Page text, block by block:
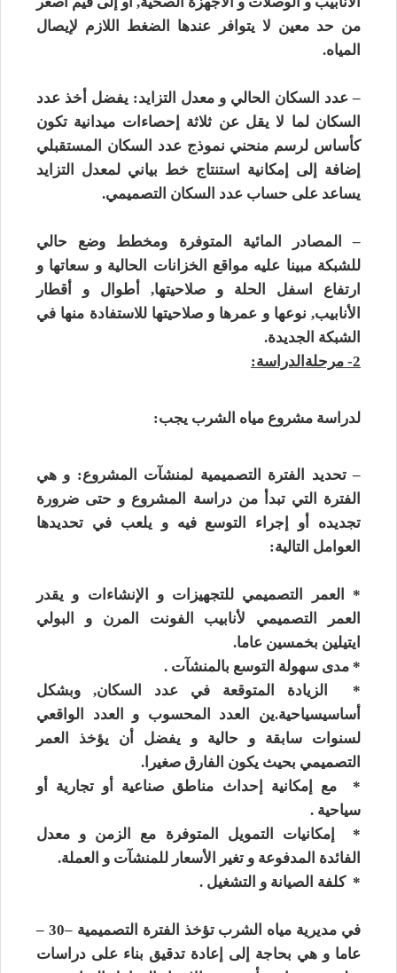
من حد معين لا يتوافر عندها الضغط اللازم لإيصال
المياه.
– عدد السكان الحالي و معدل التزايد: يفضل أخذ عدد
السكان لما لا يقل عن ثلاثة إحصاءات ميدانية تكون
كأساس لرسم منحني نموذج عدد السكان المستقبلي
إضافة إلى إمكانية استنتاج خط بياني لمعدل التزايد
يساعد على حساب عدد السكان التصميمي.
– المصادر المائية المتوفرة ومخطط وضع حالي
للشبكة مبينا عليه مواقع الخزانات الحالية و سعاتها و
ارتفاع اسفل الحلة و صلاحيتها, أطوال و أقطار
الأنابيب, نوعها و عمرها و صلاحيتها للاستفادة منها في
الشبكة الجديدة.
2- مرحلة الدراسة:
لدراسة مشروع مياه الشرب يجب:
– تحديد الفترة التصميمية لمنشآت المشروع: و هي
الفترة التي تبدأ من دراسة المشروع و حتى ضرورة
تجديده أو إجراء التوسع فيه و يلعب في تحديدها
العوامل التالية:
* العمر التصميمي للتجهيزات و الإنشاءات و يقدر
العمر التصميمي لأنابيب الفونت المرن و البولي
ايتيلين بخمسين عاما.
* مدى سهولة التوسع بالمنشآت .
* الزيادة المتوقعة في عدد السكان, وبشكل
أساسيسياحية.ين العدد المحسوب و العدد الواقعي
لسنوات سابقة و حالية و يفضل أن يؤخذ العمر
التصميمي بحيث يكون الفارق صغيرا.
* مع إمكانية إحداث مناطق صناعية أو تجارية أو
سياحية .
* إمكانيات التمويل المتوفرة مع الزمن و معدل
الفائدة المدفوعة و تغير الأسعار للمنشآت و العملة.
* كلفة الصيانة و التشغيل .
في مديرية مياه الشرب تؤخذ الفترة التصميمية –30 –
عاما و هي بحاجة إلى إعادة تدقيق بناء على دراسات